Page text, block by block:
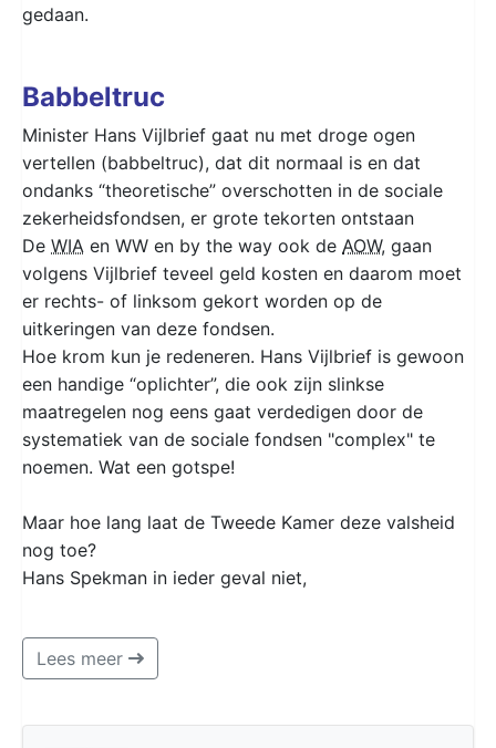
gedaan.
Babbeltruc
Minister Hans Vijlbrief gaat nu met droge ogen
vertellen (babbeltruc), dat dit normaal is en dat
ondanks “theoretische” overschotten in de sociale
zekerheidsfondsen, er grote tekorten ontstaan
De WIA en WW en by the way ook de AOW, gaan
volgens Vijlbrief teveel geld kosten en daarom moet
er rechts- of linksom gekort worden op de
uitkeringen van deze fondsen.
Hoe krom kun je redeneren. Hans Vijlbrief is gewoon
een handige “oplichter”, die ook zijn slinkse
maatregelen nog eens gaat verdedigen door de
systematiek van de sociale fondsen "complex" te
noemen. Wat een gotspe!
Maar hoe lang laat de Tweede Kamer deze valsheid
nog toe?
Hans Spekman in ieder geval niet,
Lees meer